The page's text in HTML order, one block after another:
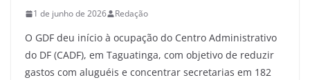
1 de junho de 2026 Redação
O GDF deu início à ocupação do Centro Administrativo
do DF (CADF), em Taguatinga, com objetivo de reduzir
gastos com aluguéis e concentrar secretarias em 182